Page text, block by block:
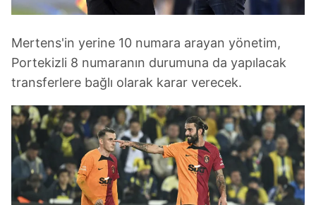
Mertens'in yerine 10 numara arayan yönetim,
Portekizli 8 numaranın durumuna da yapılacak
transferlere bağlı olarak karar verecek.